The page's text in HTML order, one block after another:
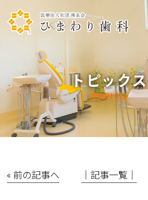
トピックス
TOPICS
« 前の記事へ │記事一覧│